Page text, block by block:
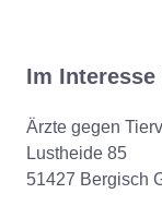
Im
Ärzte gegen
Lustheide 85
51427 Bergisch